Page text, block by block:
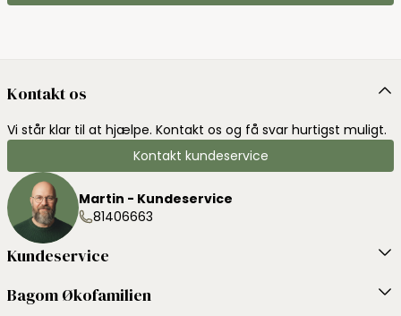
Kontakt os
Vi står klar til at hjælpe. Kontakt os og få svar hurtigst muligt.
Kontakt kundeservice
Martin - Kundeservice
81406663
Kundeservice
Bagom Økofamilien